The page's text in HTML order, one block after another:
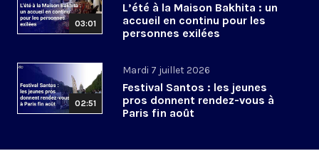
03:01
L’été à la Maison Bakhita : un
accueil en continu pour les
personnes exilées
02:51
Mardi 7 juillet 2026
Festival Santos : les jeunes
pros donnent rendez-vous à
Paris fin août